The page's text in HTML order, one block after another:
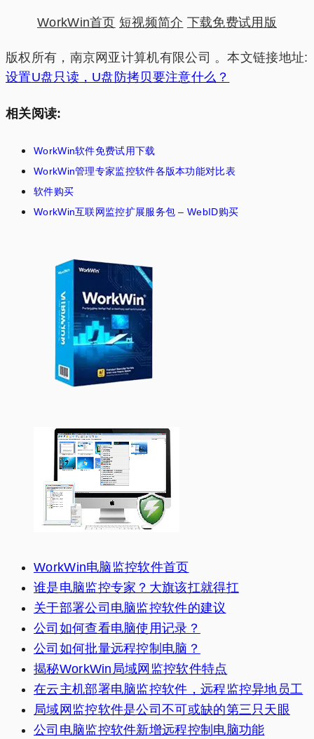
WorkWin首页 短视频简介 下载免费试用版
版权所有，南京网亚计算机有限公司 。本文链接地址:
设置U盘只读，U盘防拷贝要注意什么？
相关阅读:
WorkWin软件免费试用下载
WorkWin管理专家监控软件各版本功能对比表
软件购买
WorkWin互联网监控扩展服务包 – WebID购买
WorkWin电脑监控软件首页
谁是电脑监控专家？大旗该扛就得扛
关于部署公司电脑监控软件的建议
公司如何查看电脑使用记录？
公司如何批量远程控制电脑？
揭秘WorkWin局域网监控软件特点
在云主机部署电脑监控软件，远程监控异地员工
局域网监控软件是公司不可或缺的第三只天眼
公司电脑监控软件新增远程控制电脑功能